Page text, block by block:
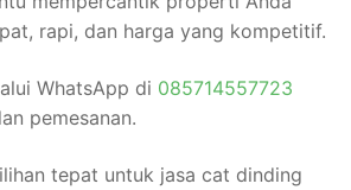
rapi, dan harga yang kompetitif.
WhatsApp di 085714557723
pemesanan.
tepat untuk jasa cat dinding